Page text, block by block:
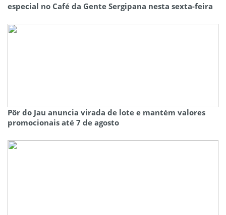
especial no Café da Gente Sergipana nesta sexta-feira
Pôr do Jau anuncia virada de lote e mantém valores
promocionais até 7 de agosto